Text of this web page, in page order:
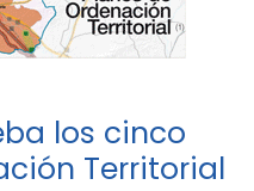
los cinco
Territorial